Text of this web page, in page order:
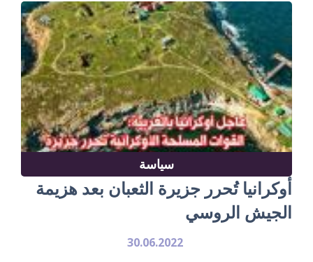
سياسة
أوكرانيا تُحرر جزيرة الثعبان بعد هزيمة
الجيش الروسي
30.06.2022